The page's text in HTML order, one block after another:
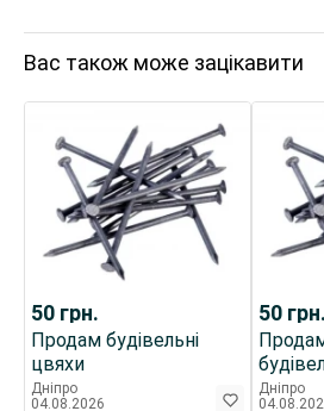
Вас також може зацікавити
50 грн.
Продам будівельні
цвяхи
Дніпро
04.08.2026
50 грн.
Дніпро